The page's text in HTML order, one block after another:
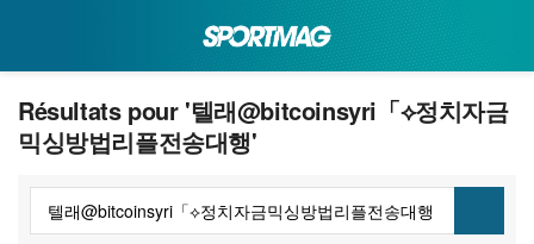
Résultats pour '텔래@bitcoinsyri「⟡정치자금
믹싱방법리플전송대행'